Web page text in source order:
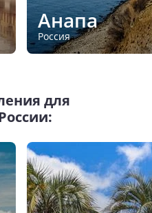
Анапа
Россия
для